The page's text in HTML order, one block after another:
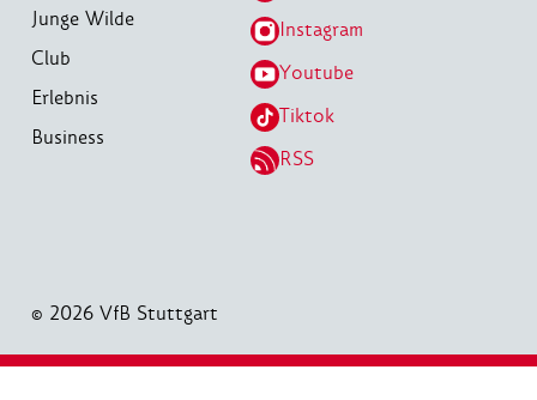
Junge Wilde
Club
Erlebnis
Business
Instagram
Youtube
Tiktok
RSS
© 2026 VfB Stuttgart